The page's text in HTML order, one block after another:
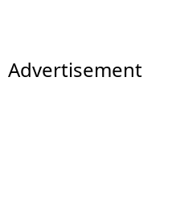
Advertisement